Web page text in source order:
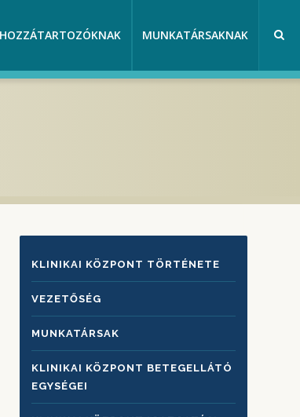
MUNKATÁRSAKNAK
KLINIKAI
KÖZPONTRÓL
KLINIKAI KÖZPONT TÖRTÉNETE
VEZETŐSÉG
MUNKATÁRSAK
KLINIKAI KÖZPONT BETEGELLÁTÓ
EGYSÉGEI